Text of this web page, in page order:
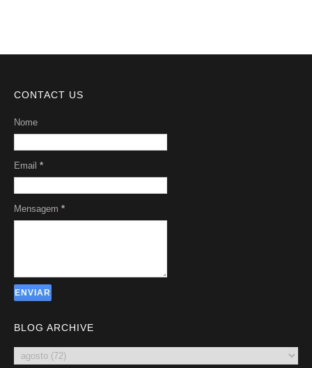
CONTACT US
Nome
Email *
Mensagem *
BLOG ARCHIVE